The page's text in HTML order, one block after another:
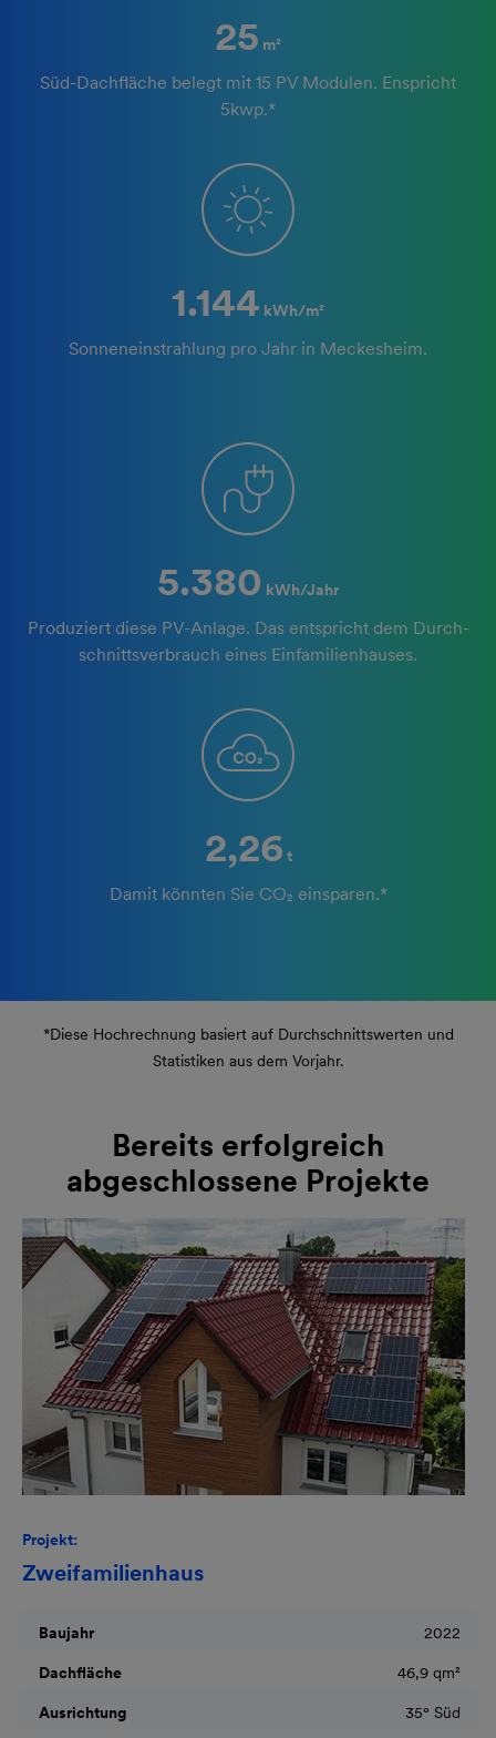
25 m²
Süd-Dachfläche belegt mit 15 PV Modulen. Enspricht
5kwp.*
1.144 kWh/m²
Sonneneinstrahlung pro Jahr in Meckesheim.
5.380 kWh/Jahr
Produziert diese PV-Anlage. Das entspricht dem Durch­
schnitts­verbrauch eines Einfamilien­hauses.
2,26 t
Damit könnten Sie CO₂ einsparen.*
*Diese Hochrechnung basiert auf Durchschnittswerten und
Statistiken aus dem Vorjahr.
Bereits erfolgreich
abgeschlossene Projekte
Projekt:
Zweifamilienhaus
Baujahr 2022
Dachfläche 46,9 qm²
Ausrichtung 35° Süd